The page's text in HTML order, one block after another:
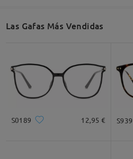
Las Gafas Más Vendidas
S0189 12,95 € S939